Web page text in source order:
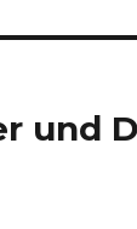
und